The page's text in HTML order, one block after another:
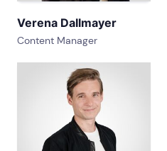
Verena Dallmayer
Content Manager